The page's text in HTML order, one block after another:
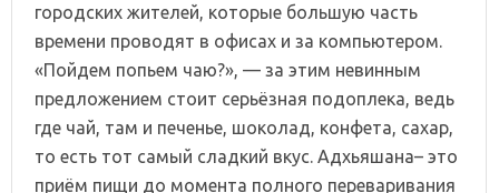
городских жителей, которые большую часть
времени проводят в офисах и за компьютером.
«Пойдем попьем чаю?», — за этим невинным
предложением стоит серьёзная подоплека, ведь
где чай, там и печенье, шоколад, конфета, сахар,
то есть тот самый сладкий вкус. Адхьяшана– это
приём пищи до момента полного переваривания